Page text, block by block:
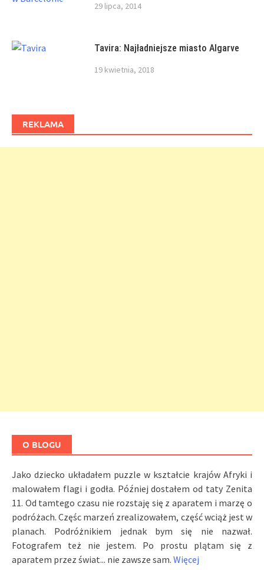
29 lipca, 2014
Tavira: Najładniejsze miasto Algarve
19 kwietnia, 2018
REKLAMA
O BLOGU
Jako dziecko układałem puzzle w kształcie krajów Afryki i
malowałem flagi i godła. Później dostałem od taty Zenita
11. Od tamtego czasu nie rozstaję się z aparatem i marzę o
podróżach. Częśc marzeń zrealizowałem, część wciąż jest w
planach. Podróżnikiem jednak bym się nie nazwał.
Fotografem też nie jestem. Po prostu plątam się z
aparatem przez świat... nie zawsze sam. Więcej